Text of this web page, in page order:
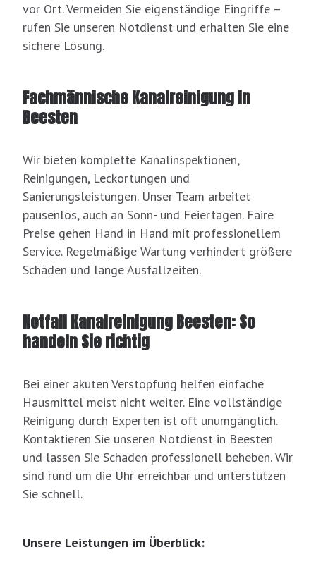
vor Ort. Vermeiden Sie eigenständige Eingriffe –
rufen Sie unseren Notdienst und erhalten Sie eine
sichere Lösung.
Fachmännische Kanalreinigung in
Beesten
Wir bieten komplette Kanalinspektionen,
Reinigungen, Leckortungen und
Sanierungsleistungen. Unser Team arbeitet
pausenlos, auch an Sonn- und Feiertagen. Faire
Preise gehen Hand in Hand mit professionellem
Service. Regelmäßige Wartung verhindert größere
Schäden und lange Ausfallzeiten.
Notfall Kanalreinigung Beesten: So
handeln Sie richtig
Bei einer akuten Verstopfung helfen einfache
Hausmittel meist nicht weiter. Eine vollständige
Reinigung durch Experten ist oft unumgänglich.
Kontaktieren Sie unseren Notdienst in Beesten
und lassen Sie Schaden professionell beheben. Wir
sind rund um die Uhr erreichbar und unterstützen
Sie schnell.
Unsere Leistungen im Überblick: